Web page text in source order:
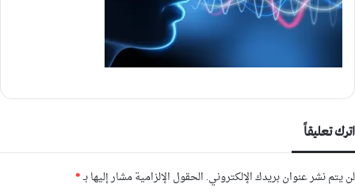
اترك تعليقاً
لن يتم نشر عنوان بريدك الإلكتروني. الحقول الإلزامية مشار إليها بـ*